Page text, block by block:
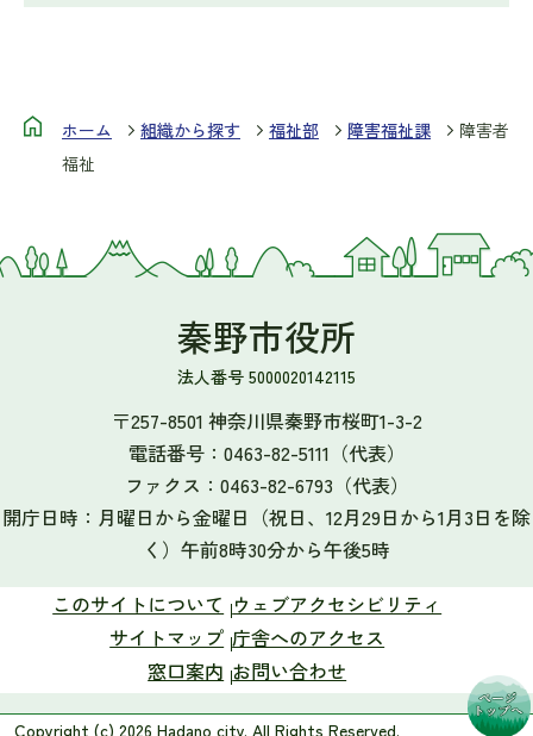
ホーム 組織から探す 福祉部 障害福祉課
障害者
福祉
秦野市役所
法人番号 5000020142115
〒257-8501 神奈川県秦野市桜町1-3-2
電話番号： 0463-82-5111 （代表）
ファクス： 0463-82-6793 （代表）
開庁日時：月曜日から金曜日（祝日、12月29日から1月3日を除
く）午前8時30分から午後5時
このサイトについて ウェブアクセシビリティ
サイトマップ 庁舎へのアクセス
窓口案内 お問い合わせ
Copyright (c) 2026 Hadano city. All Rights Reserved.